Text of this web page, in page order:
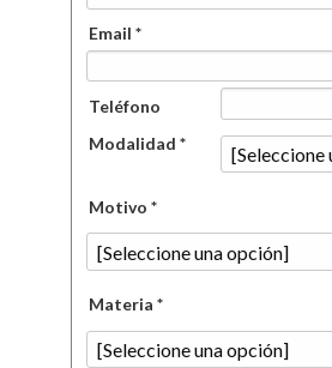
Email *
Teléfono
Modalidad *
Motivo *
Materia *